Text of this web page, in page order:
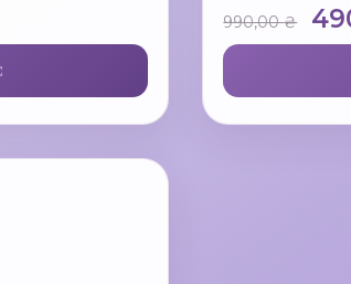
₴.
990,00₴